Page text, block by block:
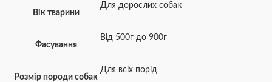
Вік тварини
Для дорослих собак
Фасування
Від 500г до 900г
Розмір породи собак
Для всіх порід